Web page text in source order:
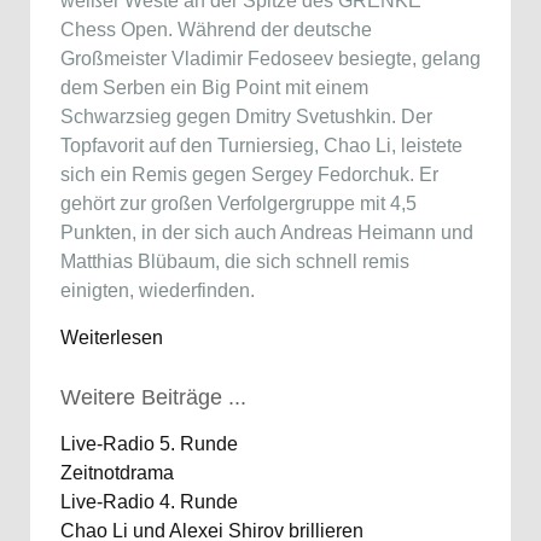
Chess Open. Während der deutsche
Großmeister Vladimir Fedoseev besiegte, gelang
dem Serben ein Big Point mit einem
Schwarzsieg gegen Dmitry Svetushkin. Der
Topfavorit auf den Turniersieg, Chao Li, leistete
sich ein Remis gegen Sergey Fedorchuk. Er
gehört zur großen Verfolgergruppe mit 4,5
Punkten, in der sich auch Andreas Heimann und
Matthias Blübaum, die sich schnell remis
einigten, wiederfinden.
Weiterlesen
Weitere Beiträge ...
Live-Radio 5. Runde
Zeitnotdrama
Live-Radio 4. Runde
Chao Li und Alexei Shirov brillieren